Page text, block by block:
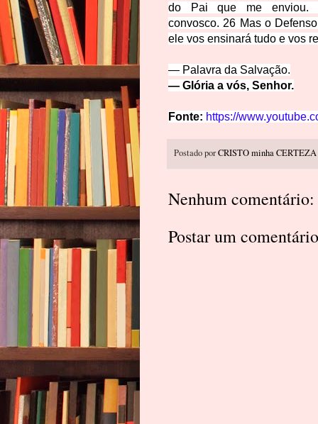
do Pai que me enviou.
convosco. 26 Mas o
ele vos ensinará tudo e vos
— Palavra da Salvação.
— Glória a vós, Senhor.
Fonte: https://
Postado porCRISTO minha CERTEZA
Nenhum comentário:
Postar um comentário